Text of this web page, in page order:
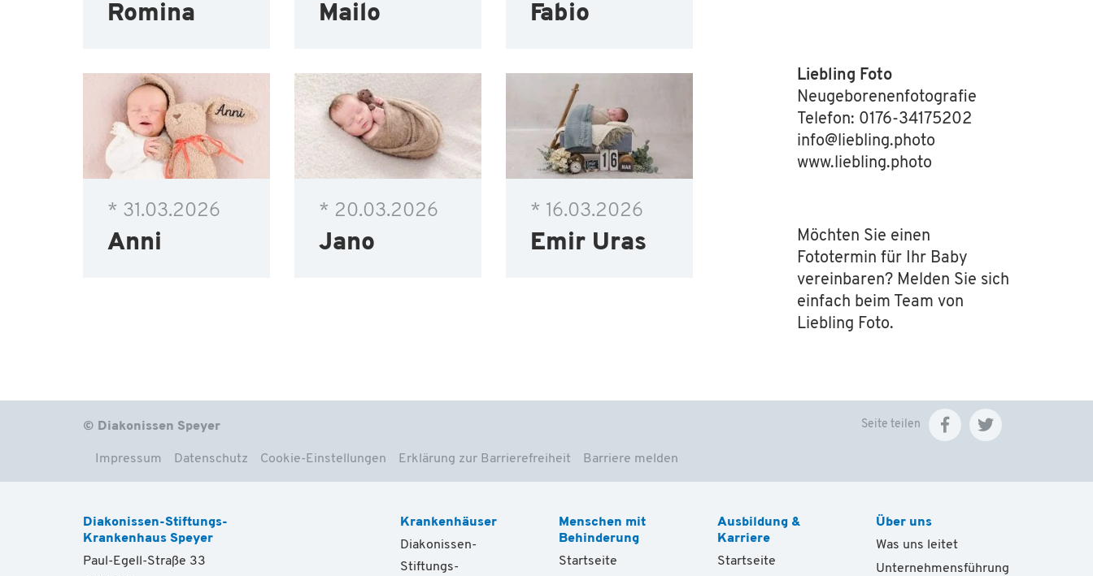
Romina Mailo Fabio
* 31.03.2026
Anni
* 20.03.2026
Jano
* 16.03.2026
Emir Uras
Liebling Foto
Neugeborenenfotografie
Telefon: 0176-34175202
info@liebling.photo
www.liebling.photo
Möchten Sie einen
Fototermin für Ihr Baby
vereinbaren? Melden Sie sich
einfach beim Team von
Liebling Foto.
© Diakonissen Speyer
Impressum Datenschutz Cookie-Einstellungen Erklärung zur Barrierefreiheit Barriere melden
Seite teilen
Diakonissen-Stiftungs-
Krankenhaus Speyer
Paul-Egell-Straße 33
Krankenhäuser
Diakonissen-
Stiftungs-
Menschen mit
Behinderung
Startseite
Ausbildung &
Karriere
Startseite
Über uns
Was uns leitet
Unternehmensführung